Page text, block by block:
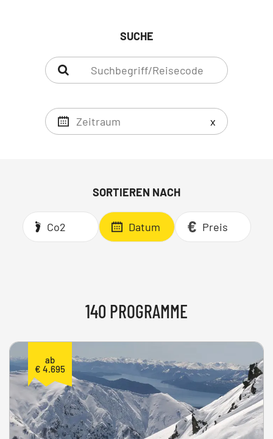
SUCHE
x
SORTIEREN NACH
Co2 Datum Preis
140 PROGRAMME
ab
€ 4.695